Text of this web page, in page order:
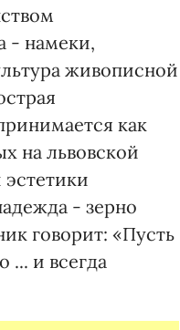
- намеки,
живописной
как
на львовской
эстетики
- зерно
говорит: «Пусть
... и всегда